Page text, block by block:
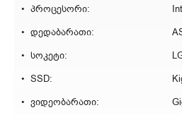
პროცესორი:
დედაბარათი:
სოკეტი:
SSD:
ვიდეობარათი: